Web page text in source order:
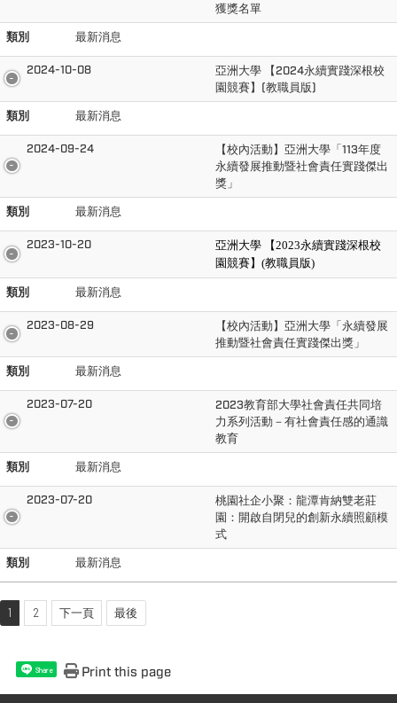
獲獎名單
類別
最新消息
2024-10-08
亞洲大學 【2024永續實踐深根校
園競賽】(教職員版)
類別
最新消息
2024-09-24
【校內活動】亞洲大學「113年度
永續發展推動暨社會責任實踐傑出
獎」
類別
最新消息
2023-10-20
亞洲大學 【2023永續實踐深根校
園競賽】(教職員版)
類別 最新消息
2023-08-29
【校內活動】亞洲大學「永續發展
推動暨社會責任實踐傑出獎」
類別
最新消息
2023-07-20
2023教育部大學社會責任共同培
力系列活動－有社會責任感的通識
教育
類別
最新消息
2023-07-20
桃園社企小聚：龍潭肯納雙老莊
園：開啟自閉兒的創新永續照顧模
式
類別
最新消息
1 2 下一頁 最後
Share Print this page